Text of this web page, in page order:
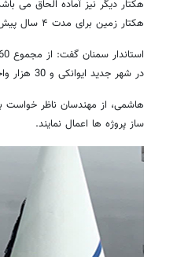
هکتار زمین برای مدت ۴ سال پیش بینی شده است.‌
در شهر جدید ایوانکی و 30 هزار واحد باقی مانده نیز مربوط به سایر شهرهای استان است.
هاشمی، از مهندسان ناظر
ساز پروژه ها اعمال نمایند.